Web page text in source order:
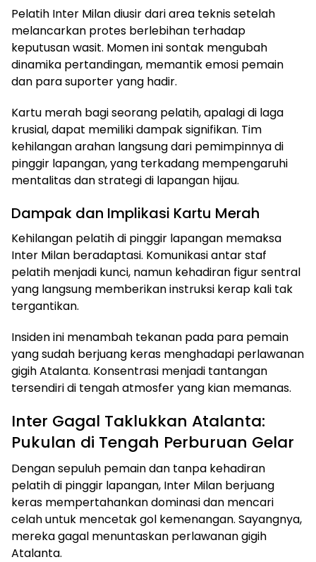
Pelatih Inter Milan diusir dari area teknis setelah
melancarkan protes berlebihan terhadap
keputusan wasit. Momen ini sontak mengubah
dinamika pertandingan, memantik emosi pemain
dan para suporter yang hadir.
Kartu merah bagi seorang pelatih, apalagi di laga
krusial, dapat memiliki dampak signifikan. Tim
kehilangan arahan langsung dari pemimpinnya di
pinggir lapangan, yang terkadang mempengaruhi
mentalitas dan strategi di lapangan hijau.
Dampak dan Implikasi Kartu Merah
Kehilangan pelatih di pinggir lapangan memaksa
Inter Milan beradaptasi. Komunikasi antar staf
pelatih menjadi kunci, namun kehadiran figur sentral
yang langsung memberikan instruksi kerap kali tak
tergantikan.
Insiden ini menambah tekanan pada para pemain
yang sudah berjuang keras menghadapi perlawanan
gigih Atalanta. Konsentrasi menjadi tantangan
tersendiri di tengah atmosfer yang kian memanas.
Inter Gagal Taklukkan Atalanta:
Pukulan di Tengah Perburuan Gelar
Dengan sepuluh pemain dan tanpa kehadiran
pelatih di pinggir lapangan, Inter Milan berjuang
keras mempertahankan dominasi dan mencari
celah untuk mencetak gol kemenangan. Sayangnya,
mereka gagal menuntaskan perlawanan gigih
Atalanta.